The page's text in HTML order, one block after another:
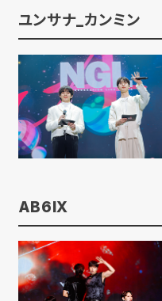
ユンサナ_カンミン
AB6IX